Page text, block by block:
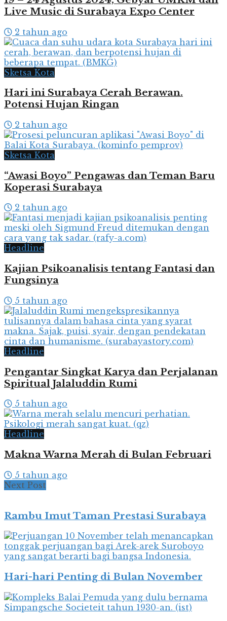
Live Music di Surabaya Expo Center
2 tahun ago
Sketsa Kota
Hari ini Surabaya Cerah Berawan.
Potensi Hujan Ringan
2 tahun ago
Sketsa Kota
“Awasi Boyo” Pengawas dan Teman Baru
Koperasi Surabaya
2 tahun ago
Headline
Kajian Psikoanalisis tentang Fantasi dan
Fungsinya
5 tahun ago
Headline
Pengantar Singkat Karya dan Perjalanan
Spiritual Jalaluddin Rumi
5 tahun ago
Headline
Makna Warna Merah di Bulan Februari
5 tahun ago
Next Post
Rambu Imut Taman Prestasi Surabaya
Hari-hari Penting di Bulan November